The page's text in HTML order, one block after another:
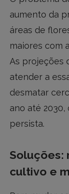
aumento da
áreas de
maiores com
As projeções
atender a
desmatar
ano até
persista.
Soluções:
cultivo e